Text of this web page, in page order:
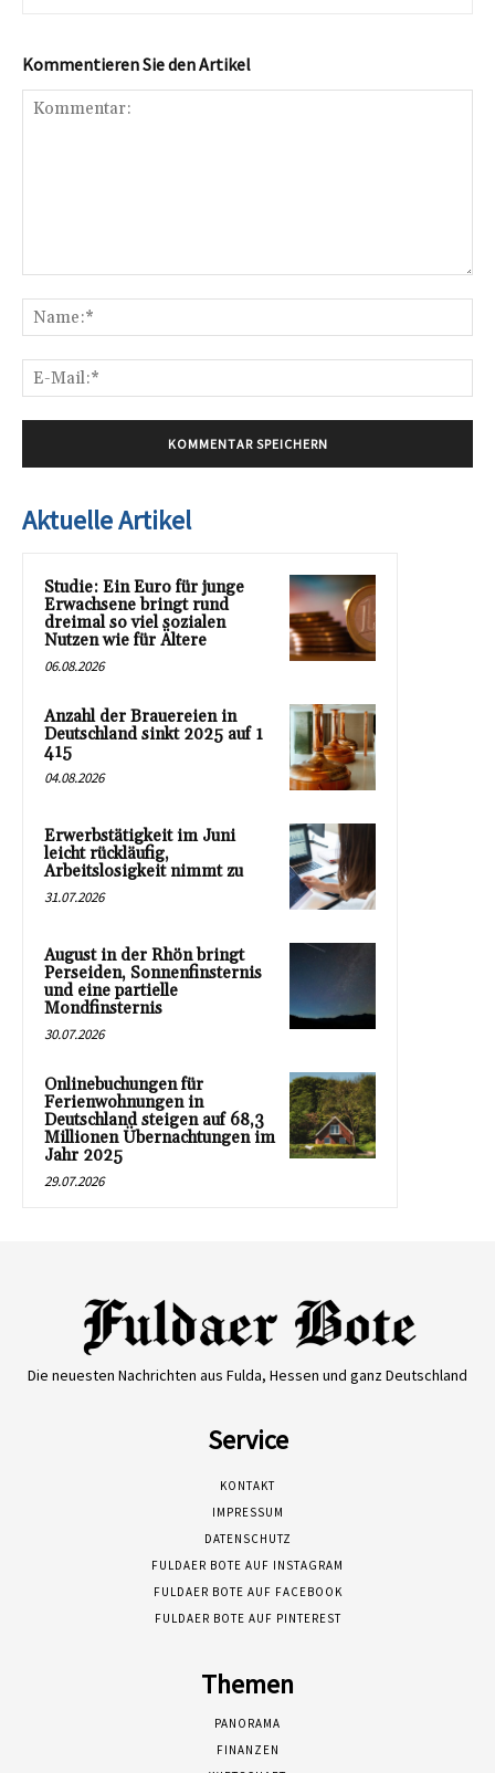
Kommentieren Sie den Artikel
Aktuelle Artikel
Studie: Ein Euro für junge
Erwachsene bringt rund
dreimal so viel sozialen
Nutzen wie für Ältere
06.08.2026
Anzahl der Brauereien in
Deutschland sinkt 2025 auf 1
415
04.08.2026
Erwerbstätigkeit im Juni
leicht rückläufig,
Arbeitslosigkeit nimmt zu
31.07.2026
August in der Rhön bringt
Perseiden, Sonnenfinsternis
und eine partielle
Mondfinsternis
30.07.2026
Onlinebuchungen für
Ferienwohnungen in
Deutschland steigen auf 68,3
Millionen Übernachtungen im
Jahr 2025
29.07.2026
Die neuesten Nachrichten aus Fulda, Hessen und ganz Deutschland
Service
KONTAKT
IMPRESSUM
DATENSCHUTZ
FULDAER BOTE AUF INSTAGRAM
FULDAER BOTE AUF FACEBOOK
FULDAER BOTE AUF PINTEREST
Themen
PANORAMA
FINANZEN